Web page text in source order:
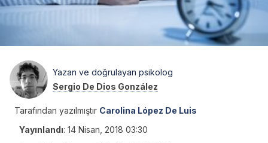
Yazan ve doğrulayan psikolog
Sergio De Dios González
Tarafından yazılmıştır Carolina López De Luis
Yayınlandı: 14 Nisan, 2018 03:30